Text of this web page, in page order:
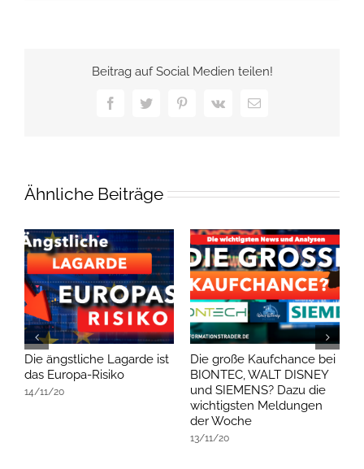
Beitrag auf Social Medien teilen!
FacebookTwitterPinterest
Vk
E-
Ähnliche Beiträge
Die ängstliche Lagarde ist
das Europa-Risiko
14/11/20
Die große Kaufchance bei
BIONTEC, WALT DISNEY
und SIEMENS? Dazu die
wichtigsten Meldungen
der Woche
13/11/20